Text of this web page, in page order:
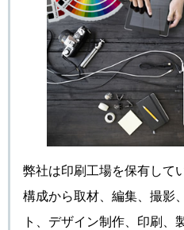
弊社は印刷工場を保有して
構成から取材、編集、撮影
ト、デザイン制作、印刷、